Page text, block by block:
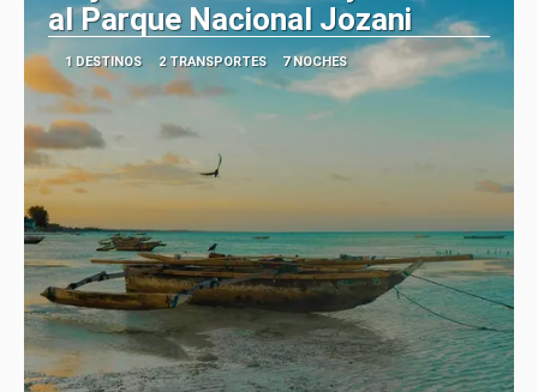
al Parque Nacional Jozani
1 DESTINOS 2 TRANSPORTES 7 NOCHES